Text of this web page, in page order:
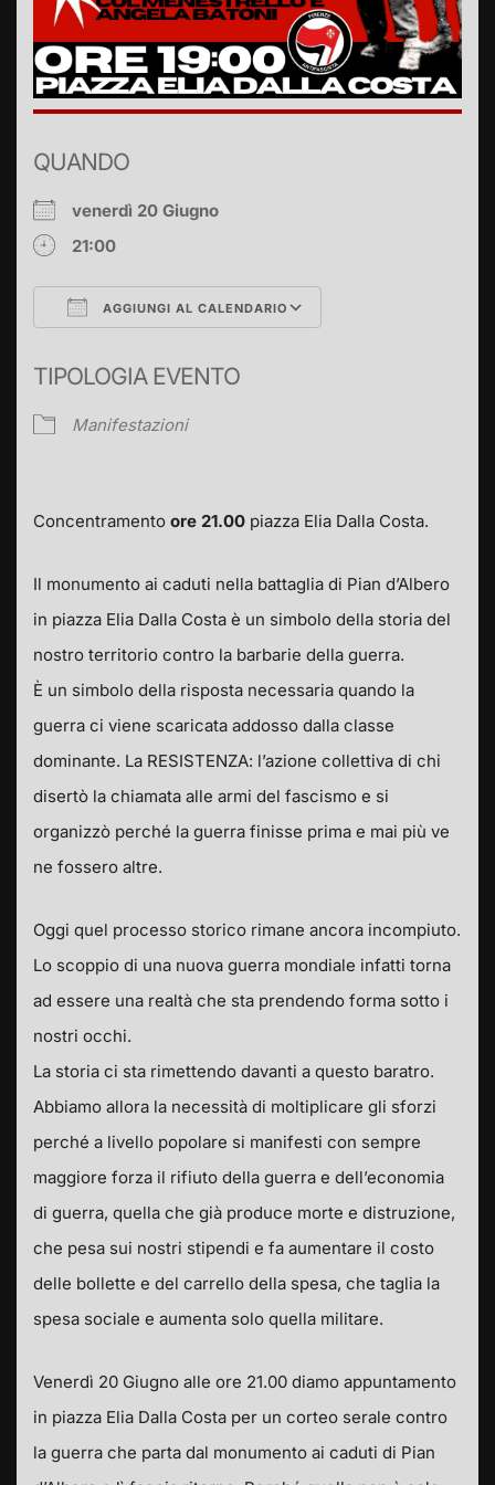
QUANDO
venerdì 20 Giugno
21:00
AGGIUNGI AL CALENDARIO
TIPOLOGIA EVENTO
Manifestazioni
Concentramento ore 21.00 piazza Elia Dalla Costa.
Il monumento ai caduti nella battaglia di Pian d’Albero
in piazza Elia Dalla Costa è un simbolo della storia del
nostro territorio contro la barbarie della guerra.
È un simbolo della risposta necessaria quando la
guerra ci viene scaricata addosso dalla classe
dominante. La RESISTENZA: l’azione collettiva di chi
disertò la chiamata alle armi del fascismo e si
organizzò perché la guerra finisse prima e mai più ve
ne fossero altre.
Oggi quel processo storico rimane ancora incompiuto.
Lo scoppio di una nuova guerra mondiale infatti torna
ad essere una realtà che sta prendendo forma sotto i
nostri occhi.
La storia ci sta rimettendo davanti a questo baratro.
Abbiamo allora la necessità di moltiplicare gli sforzi
perché a livello popolare si manifesti con sempre
maggiore forza il rifiuto della guerra e dell’economia
di guerra, quella che già produce morte e distruzione,
che pesa sui nostri stipendi e fa aumentare il costo
delle bollette e del carrello della spesa, che taglia la
spesa sociale e aumenta solo quella militare.
Venerdì 20 Giugno alle ore 21.00 diamo appuntamento
in piazza Elia Dalla Costa per un corteo serale contro
la guerra che parta dal monumento ai caduti di Pian